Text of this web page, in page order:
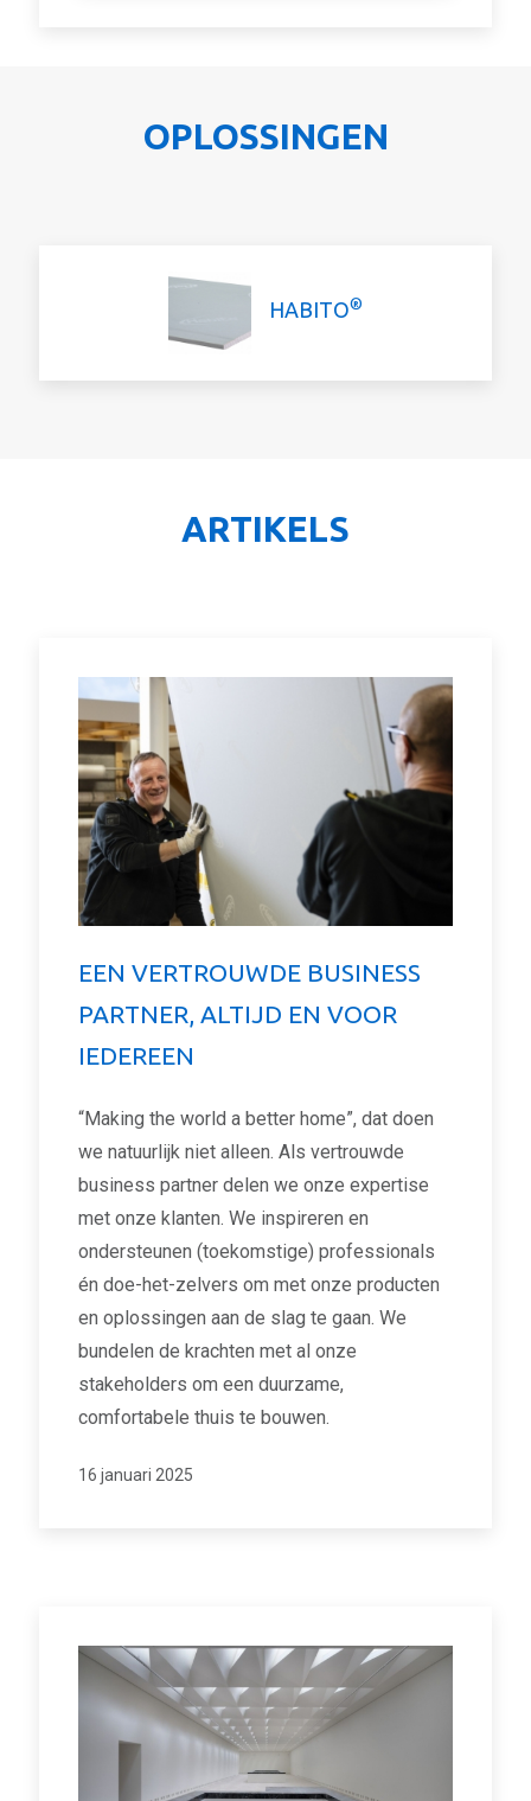
OPLOSSINGEN
HABITO®
ARTIKELS
EEN VERTROUWDE BUSINESS
PARTNER, ALTIJD EN VOOR
IEDEREEN
“Making the world a better home”, dat doen
we natuurlijk niet alleen. Als vertrouwde
business partner delen we onze expertise
met onze klanten. We inspireren en
ondersteunen (toekomstige) professionals
én doe-het-zelvers om met onze producten
en oplossingen aan de slag te gaan. We
bundelen de krachten met al onze
stakeholders om een duurzame,
comfortabele thuis te bouwen.
16 januari 2025